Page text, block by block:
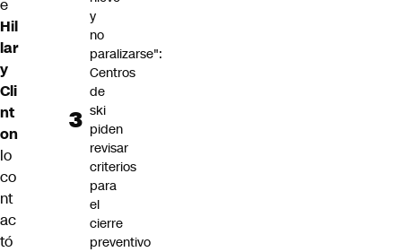
e
Hil
lar
y
Cli
nt
on
lo
co
nt
ac
tó
y
no
paralizarse":
Centros
de
ski
piden
revisar
criterios
para
el
cierre
preventivo